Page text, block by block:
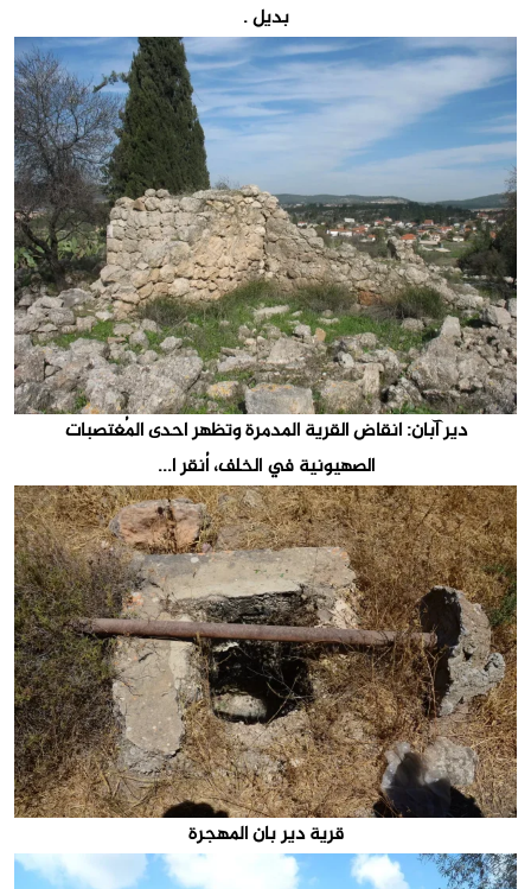
بديل .
دير آبان: انقاض القرية المدمرة وتظهر احدى المُغتصبات
الصهيونية في الخلف، اُنقر ا...
قرية دير بان المهجرة